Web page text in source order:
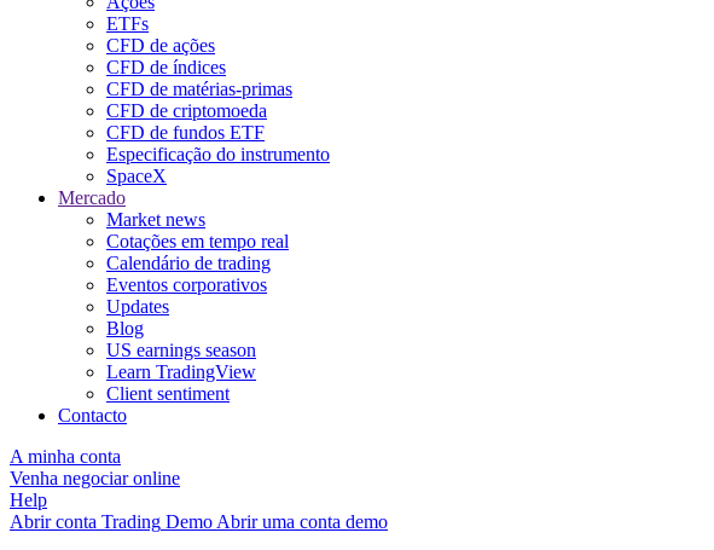
ETFs
CFD de ações
CFD de índices
CFD de matérias-primas
CFD de criptomoeda
CFD de fundos ETF
Especificação do instrumento
SpaceX
Mercado
Market news
Cotações em tempo real
Calendário de trading
Eventos corporativos
Updates
Blog
US earnings season
Learn TradingView
Client sentiment
Contacto
A minha conta
Venha negociar online
Help
Abrir conta Trading Demo Abrir uma conta demo